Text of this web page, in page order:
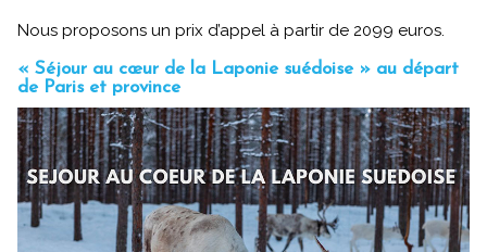
Nous proposons un prix d’appel à partir de 2099 euros.
« Séjour au cœur de la Laponie suédoise » au départ
de Paris et province